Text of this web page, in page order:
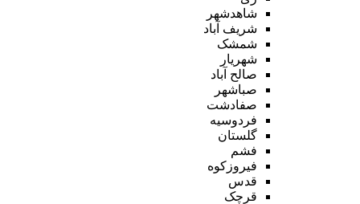
شاهدشهر
شریف آباد
شمشک
شهریار
صالح آباد
صباشهر
صفادشت
فردوسیه
گلستان
فشم
فیروزکوه
قدس
قرچک